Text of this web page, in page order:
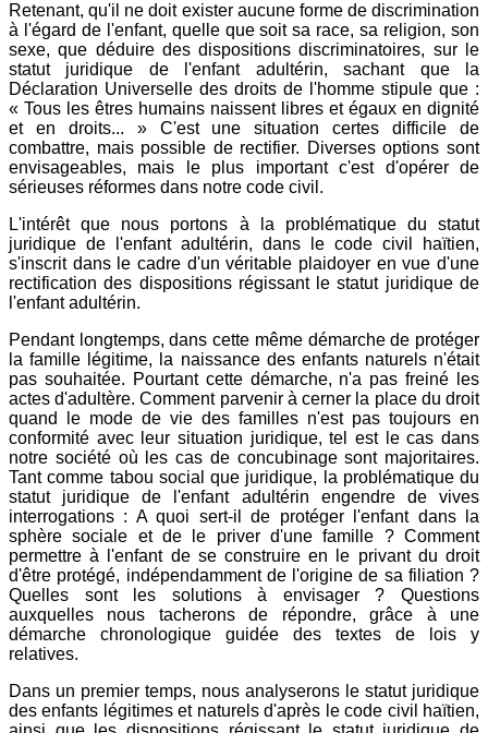
Retenant, qu'il ne doit exister aucune forme de discrimination
à l'égard de l'enfant, quelle que soit sa race, sa religion, son
sexe, que déduire des dispositions discriminatoires, sur le
statut juridique de l'enfant adultérin, sachant que la
Déclaration Universelle des droits de l'homme stipule que :
« Tous les êtres humains naissent libres et égaux en dignité
et en droits... » C'est une situation certes difficile de
combattre, mais possible de rectifier. Diverses options sont
envisageables, mais le plus important c'est d'opérer de
sérieuses réformes dans notre code civil.
L'intérêt que nous portons à la problématique du statut
juridique de l'enfant adultérin, dans le code civil haïtien,
s'inscrit dans le cadre d'un véritable plaidoyer en vue d'une
rectification des dispositions régissant le statut juridique de
l'enfant adultérin.
Pendant longtemps, dans cette même démarche de protéger
la famille légitime, la naissance des enfants naturels n'était
pas souhaitée. Pourtant cette démarche, n'a pas freiné les
actes d'adultère. Comment parvenir à cerner la place du droit
quand le mode de vie des familles n'est pas toujours en
conformité avec leur situation juridique, tel est le cas dans
notre société où les cas de concubinage sont majoritaires.
Tant comme tabou social que juridique, la problématique du
statut juridique de l'enfant adultérin engendre de vives
interrogations : A quoi sert-il de protéger l'enfant dans la
sphère sociale et de le priver d'une famille ? Comment
permettre à l'enfant de se construire en le privant du droit
d'être protégé, indépendamment de l'origine de sa filiation ?
Quelles sont les solutions à envisager ? Questions
auxquelles nous tacherons de répondre, grâce à une
démarche chronologique guidée des textes de lois y
relatives.
Dans un premier temps, nous analyserons le statut juridique
des enfants légitimes et naturels d'après le code civil haïtien,